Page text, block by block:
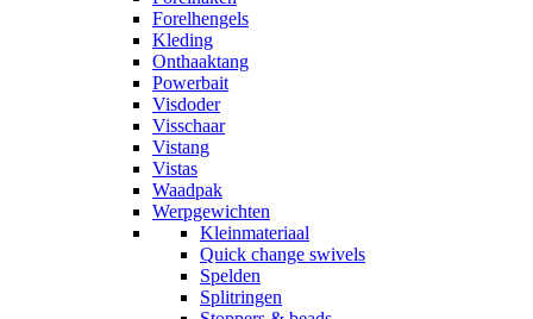
Forelhengels
Kleding
Onthaaktang
Powerbait
Visdoder
Visschaar
Vistang
Vistas
Waadpak
Werpgewichten
Kleinmateriaal
Quick change swivels
Spelden
Splitringen